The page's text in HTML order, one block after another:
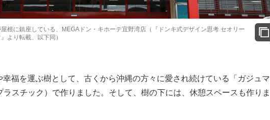
根に鎮座している、MEGAドン・キホーテ宜野湾店（『ドンキ式デザイン思考 セオリー
より転載、以下同）
福を運ぶ樹として、古くから沖縄の方々に愛され続けている「ガジュマ
スチック）で作りました。そして、樹の下には、休憩スペースも作りま